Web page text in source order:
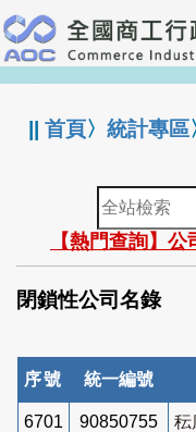
跳
到
主
要
:::
||首頁〉統計專區
全
站
檢
索
【熱門查詢】
閉鎖性公司名錄
序號 統一編號
6701 90850755 秐